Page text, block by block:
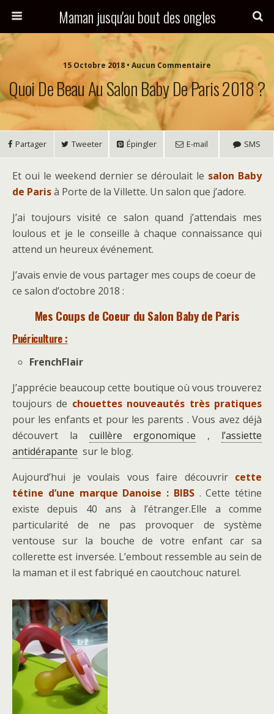
Maman jusqu'au bout des ongles
15 Octobre 2018 • Aucun Commentaire
Quoi De Beau Au Salon Baby De Paris 2018 ?
Partager Tweeter Épingler E-mail SMS
Et oui le weekend dernier se déroulait le salon Baby
de Parisà Porte de la Villette. Un salon que j’adore.
J’ai toujours visité ce salon quand j’attendais mes
loulous et je le conseille à chaque connaissance qui
attend un heureux événement.
J’avais envie de vous partager mes coups de coeur de
ce salon d’octobre 2018 :
Mes Coups de Coeur du Salon Baby de Paris
Puériculture :
FrenchFlair
J’apprécie beaucoup cette boutique où vous trouverez
toujours de chouettes nouveautés très pratiques
pour les enfants et pour les parents . Vous avez déjà
découvert la cuillère ergonomique , l’assiette
antidérapante sur le blog.
Aujourd’hui je voulais vous faire découvrircette
tétine d’une marque Danoise : BIBS. Cette tétine
existe depuis 40 ans à l’étranger.Elle a comme
particularité de ne pas provoquer de système
ventouse sur la bouche de votre enfant car sa
collerette est inversée. L’embout ressemble au sein de
la maman et il est fabriqué en caoutchouc naturel.